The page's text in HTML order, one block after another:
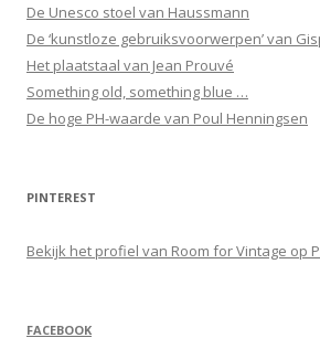
De Unesco stoel van Haussmann
De ‘kunstloze gebruiksvoorwerpen’ van
Het plaatstaal van Jean Prouvé
Something old, something blue …
De hoge PH-waarde van Poul Henningsen
PINTEREST
Bekijk het profiel van Room for Vintage op
FACEBOOK